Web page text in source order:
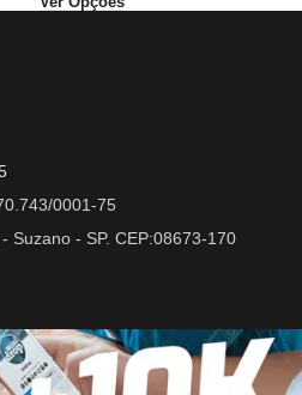
0001-75
Suzano - SP. CEP:08673-170